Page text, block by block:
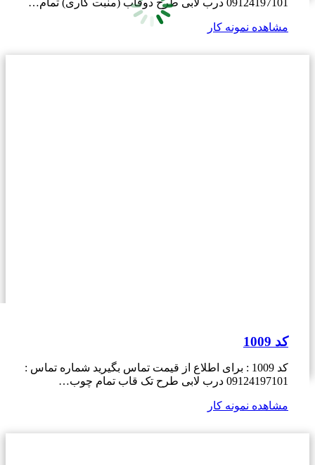
09124197101 درب لابی طرح دوقاب (منبت کاری) تمام…
مشاهده نمونه کار
کد 1009
کد 1009 : برای اطلاع از قیمت تماس بگیرید شماره تماس :
09124197101 درب لابی طرح تک قاب تمام چوب…
مشاهده نمونه کار